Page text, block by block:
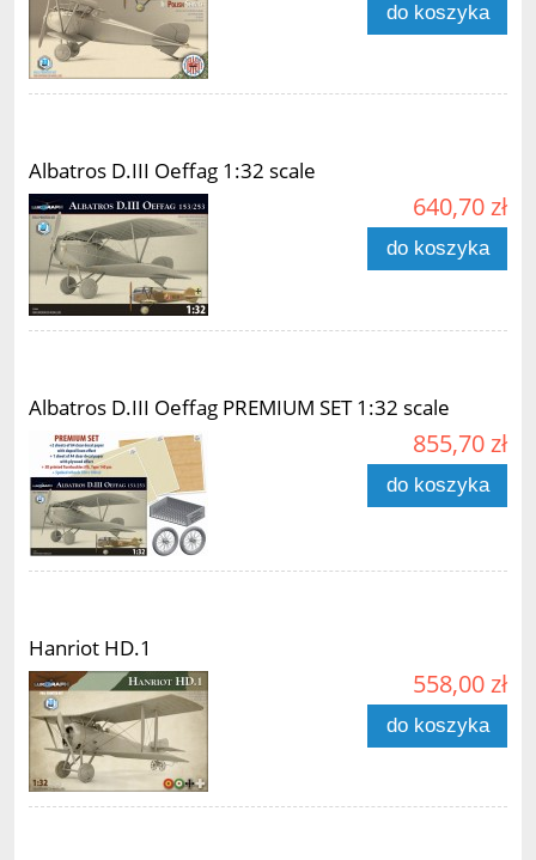
do koszyka
Albatros D.III Oeffag 1:32 scale
640,70 zł
do koszyka
Albatros D.III Oeffag PREMIUM SET 1:32 scale
855,70 zł
do koszyka
Hanriot HD.1
558,00 zł
do koszyka